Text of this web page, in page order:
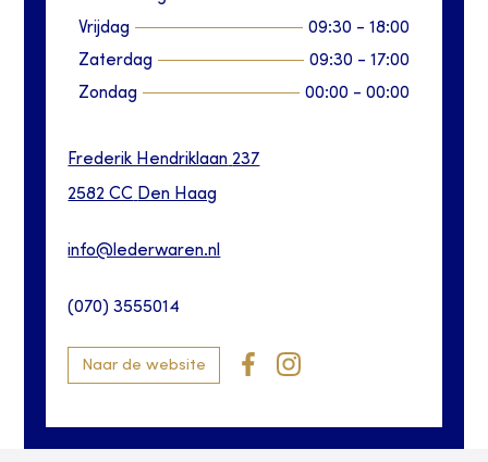
Vrijdag
09:30 - 18:00
Zaterdag
09:30 - 17:00
Zondag
00:00 - 00:00
Frederik Hendriklaan 237
2582 CC Den Haag
info@lederwaren.nl
(070) 3555014
Naar de website